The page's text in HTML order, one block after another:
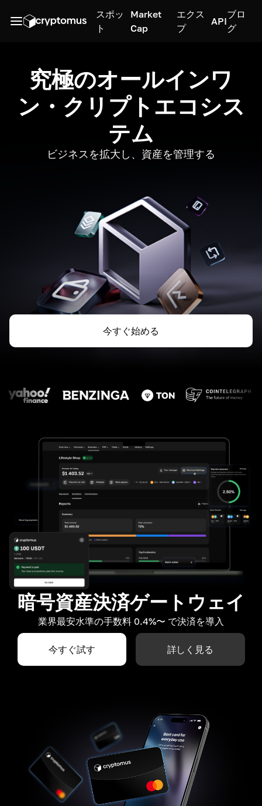
スポッ
ト
Market
Cap
エクス
プ
API
ブロ
グ
究極のオールインワ
ン・クリプトエコシス
テム
ビジネスを拡大し、資産を管理する
今すぐ始める
暗号資産決済ゲートウェイ
業界最安水準の手数料 0.4%〜 で決済を導入
今すぐ試す 詳しく見る